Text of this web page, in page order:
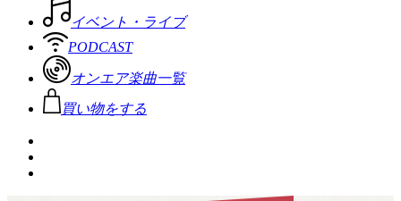
イベント・ライブ
PODCAST
オンエア楽曲一覧
買い物をする